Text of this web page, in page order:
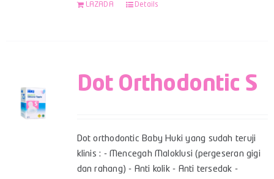
LAZADA Details
Dot Orthodontic S
Dot orthodontic Baby Huki yang sudah teruji
klinis : - Mencegah Maloklusi (pergeseran gigi
dan rahang) - Anti kolik - Anti tersedak -